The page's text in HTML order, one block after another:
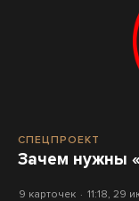
СПЕЦПРОЕКТ
Зачем нужны
9 карточек 11:18, 29